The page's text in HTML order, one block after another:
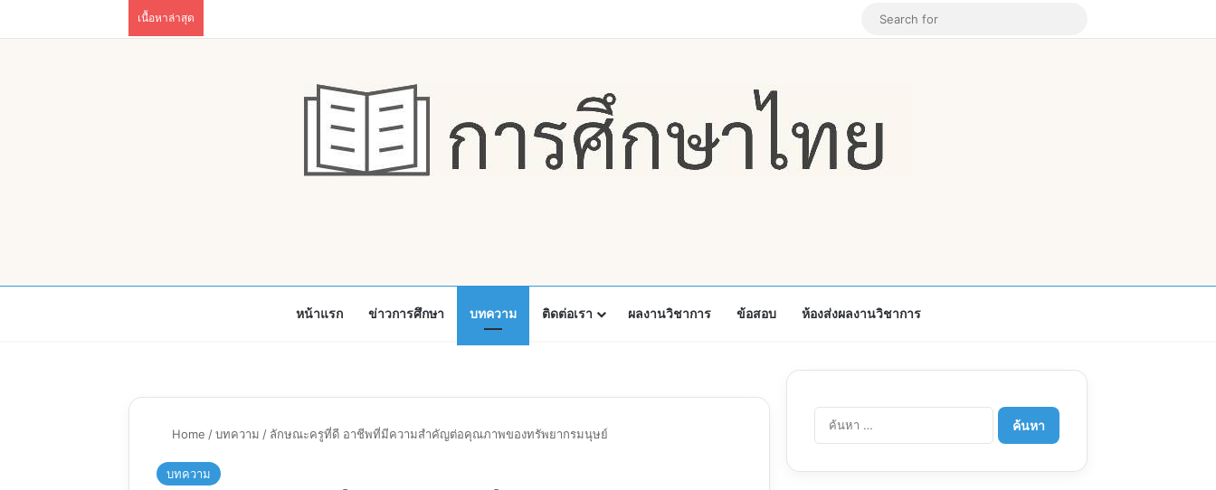
เนื้อหาล่าสุด Instagram
Random Article
หน้าแรก ข่าวการศึกษา บทความ ติดต่อเรา ผลงานวิชาการ ข้อสอบ ห้องส่งผลงานวิชาการ
Home /บทความ / ลักษณะครูที่ดี อาชีพที่มีความสำคัญต่อคุณภาพของทรัพยากรมนุษย์
บทความ
ค้นหา
สำหรับ: